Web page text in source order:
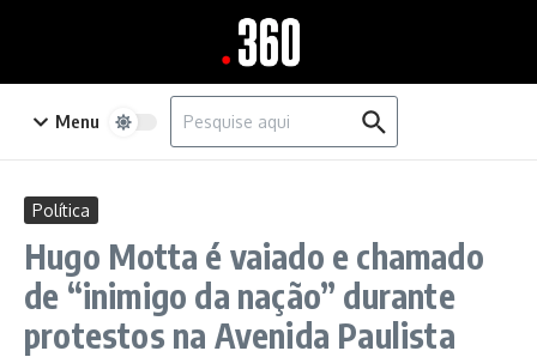
Menu
Procurar por:
Política
Hugo Motta é vaiado e chamado
de “inimigo da nação” durante
protestos na Avenida Paulista